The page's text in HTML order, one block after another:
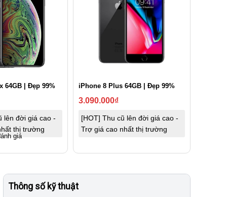
64GB | Đẹp 99%
lên đời giá cao -
thị trường
giá
iPhone 8 Plus 64GB | Đẹp 99%
3.090.000₫
[HOT] Thu cũ lên đời giá cao -
Trợ giá cao nhất thị trường
Thông số kỹ thuật